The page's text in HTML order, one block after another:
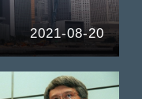
2021-08-20